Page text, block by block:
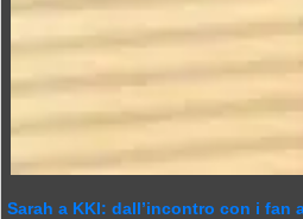
Sarah a KKI: dall’incontro con i fan